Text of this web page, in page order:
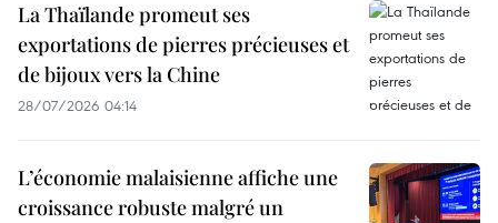
La Thaïlande promeut ses
exportations de pierres précieuses et
de bijoux vers la Chine
28/07/2026 04:14
L’économie malaisienne affiche une
croissance robuste malgré un